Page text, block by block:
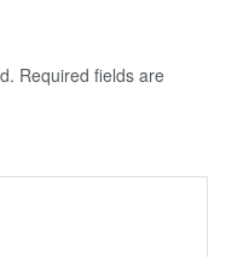
Required fields are